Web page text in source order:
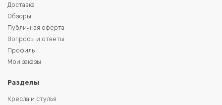
Доставка
Обзоры
Публичная оферта
Вопросы и ответы
Профиль
Мои заказы
Разделы
Кресла и стулья